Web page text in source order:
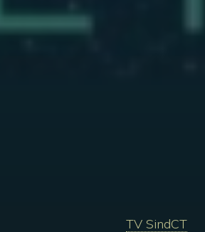
TV SindCT